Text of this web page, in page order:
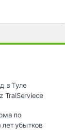
в Туле
TralServiece
по
убытков